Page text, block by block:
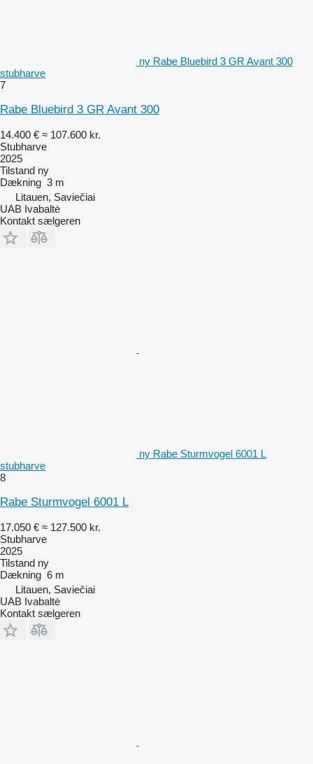
ny Rabe Bluebird 3 GR Avant 300
stubharve
7
Rabe Bluebird 3 GR Avant 300
14.400 € ≈ 107.600 kr.
Stubharve
2025
Tilstand ny
Dækning 3 m
Litauen, Saviečiai
UAB Ivabaltė
Kontakt sælgeren
ny Rabe Sturmvogel 6001 L
stubharve
8
Rabe Sturmvogel 6001 L
17.050 € ≈ 127.500 kr.
Stubharve
2025
Tilstand ny
Dækning 6 m
Litauen, Saviečiai
UAB Ivabaltė
Kontakt sælgeren